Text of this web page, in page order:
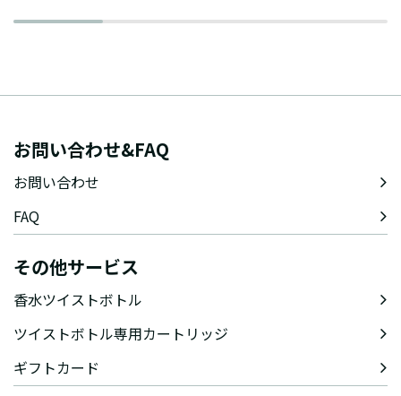
お問い合わせ&FAQ
お問い合わせ
FAQ
その他サービス
香水ツイストボトル
ツイストボトル専用カートリッジ
ギフトカード